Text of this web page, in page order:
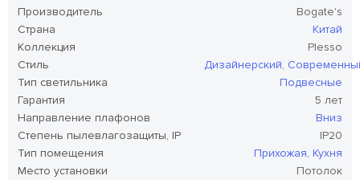
Производитель
Bogate's
Страна
Китай
Коллекция
Plesso
Стиль
Дизайнерский,
Тип светильника
Подвесные
Гарантия
5 лет
Направление плафонов
Вниз
Степень пылевлагозащиты, IP
IP20
Тип помещения
Прихожая, Кухня
Место установки
Потолок